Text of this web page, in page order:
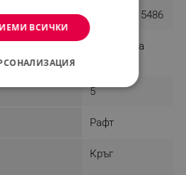
5901299915486
Пластмаса
5
Рафт
Кръг
ВСИЧКИ